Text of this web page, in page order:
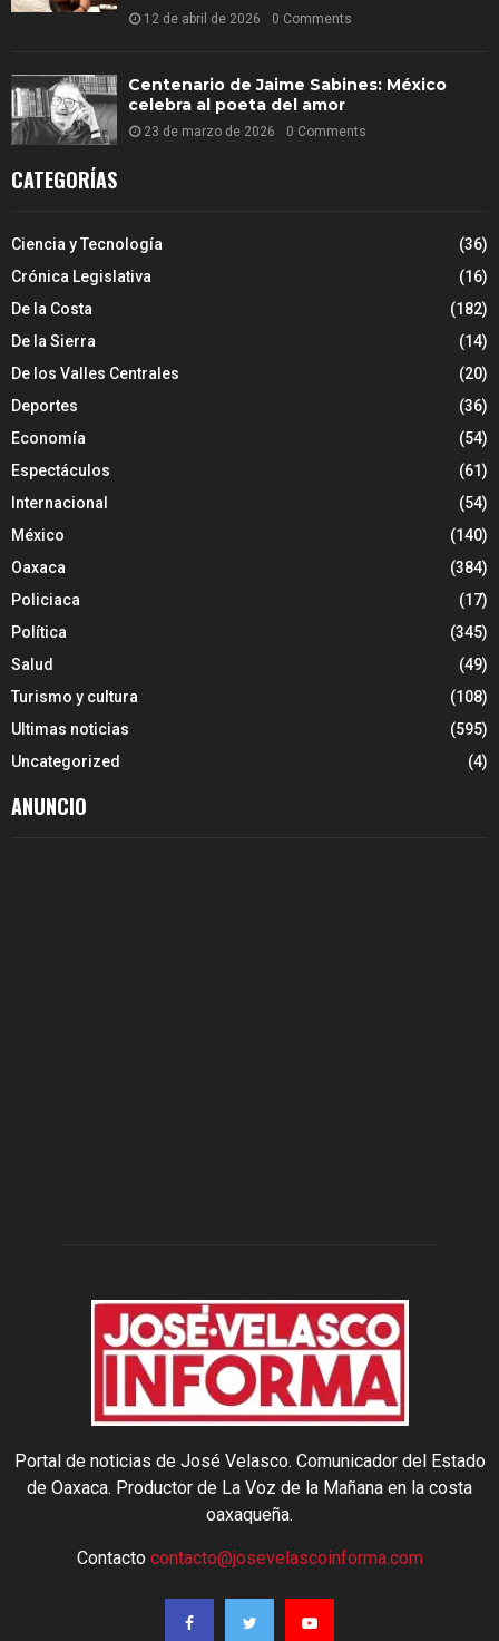
12 de abril de 2026 0 Comments
Centenario de Jaime Sabines: México
celebra al poeta del amor
23 de marzo de 2026 0 Comments
CATEGORÍAS
Ciencia y Tecnología
(36)
Crónica Legislativa
(16)
De la Costa
(182)
De la Sierra
(14)
De los Valles Centrales
(20)
Deportes
(36)
Economía
(54)
Espectáculos
(61)
Internacional
(54)
México
(140)
Oaxaca
(384)
Policiaca
(17)
Política
(345)
Salud
(49)
Turismo y cultura
(108)
Ultimas noticias
(595)
Uncategorized
(4)
ANUNCIO
Portal de noticias de José Velasco. Comunicador del Estado
de Oaxaca. Productor de La Voz de la Mañana en la costa
oaxaqueña.
Contacto contacto@josevelascoinforma.com